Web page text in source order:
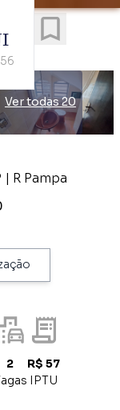
Ver todas 20
R Pampa
2
R$ 57
IPTU